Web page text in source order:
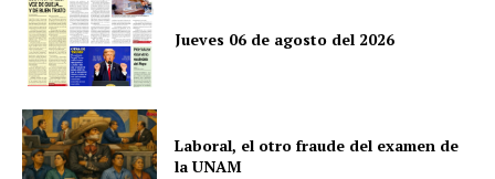
Jueves 06 de agosto del 2026
Laboral, el otro fraude del examen de
la UNAM